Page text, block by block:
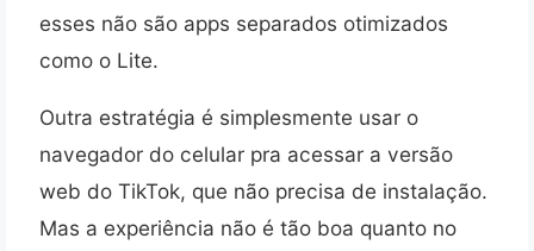
esses não são apps separados otimizados
como o Lite.
Outra estratégia é simplesmente usar o
navegador do celular pra acessar a versão
web do TikTok, que não precisa de instalação.
Mas a experiência não é tão boa quanto no